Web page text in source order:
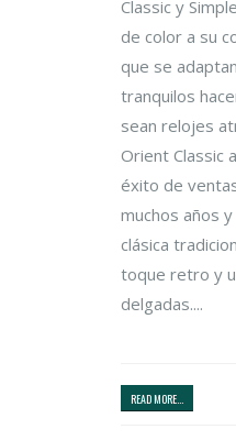
Classic y
de color a su
que se
tranquilos
sean relojes
Orient Classic
éxito de
muchos años
clásica
toque retro y
delgadas....
READ MORE...